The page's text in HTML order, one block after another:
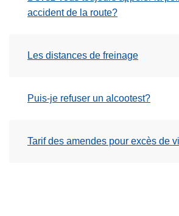
accident de la route?
Les distances de freinage
Puis-je refuser un alcootest?
Tarif des amendes pour excès de